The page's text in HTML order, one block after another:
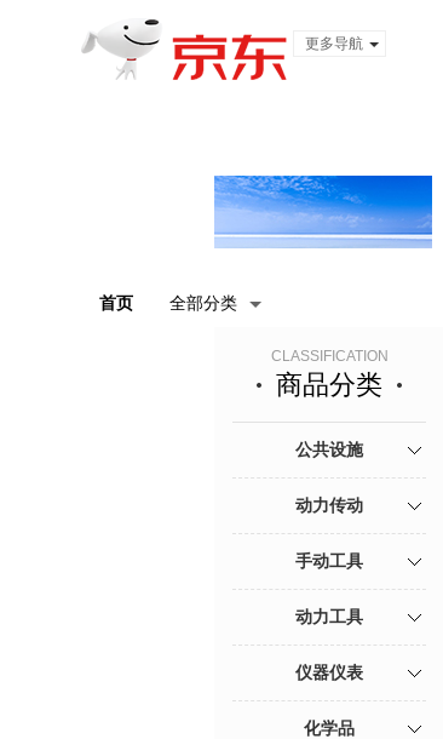
更多导航
首页 全部分类
CLASSIFICATION
商品分类
公共设施
动力传动
手动工具
动力工具
仪器仪表
化学品